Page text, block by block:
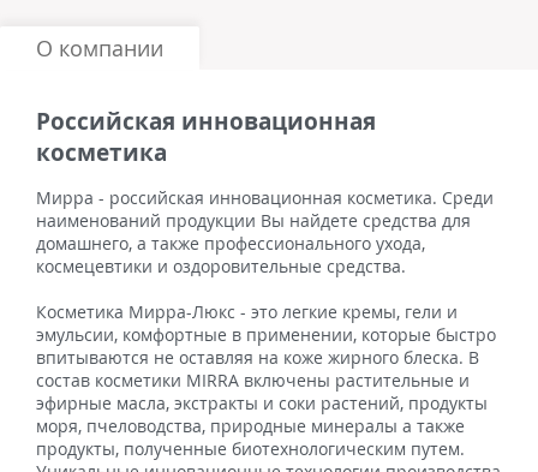
О компании
Российская инновационная
косметика
Мирра - российская инновационная косметика. Среди
наименований продукции Вы найдете средства для
домашнего, а также профессионального ухода,
космецевтики и оздоровительные средства.
Косметика Мирра-Люкс - это легкие кремы, гели и
эмульсии, комфортные в применении, которые быстро
впитываются не оставляя на коже жирного блеска. В
состав косметики MIRRA включены растительные и
эфирные масла, экстракты и соки растений, продукты
моря, пчеловодства, природные минералы а также
продукты, полученные биотехнологическим путем.